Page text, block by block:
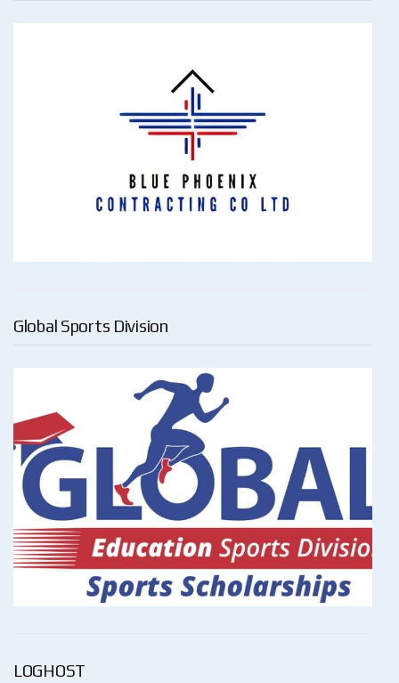
Global Sports Division
LOGHOST